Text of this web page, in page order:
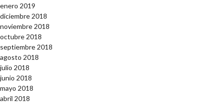
enero 2019
diciembre 2018
noviembre 2018
octubre 2018
septiembre 2018
agosto 2018
julio 2018
junio 2018
mayo 2018
abril 2018